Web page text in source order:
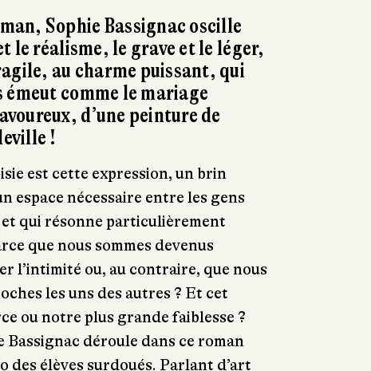
Sophie Bassignac oscille
le réalisme, le grave et le léger,
au charme puissant, qui
comme le mariage
d’une peinture de
!
est cette expression, un brin
espace nécessaire entre les gens
qui résonne particulièrement
que nous sommes devenus
l’intimité ou, au contraire, que nous
les uns des autres ? Et cet
ou notre plus grande faiblesse ?
Bassignac déroule dans ce roman
des élèves surdoués. Parlant d’art